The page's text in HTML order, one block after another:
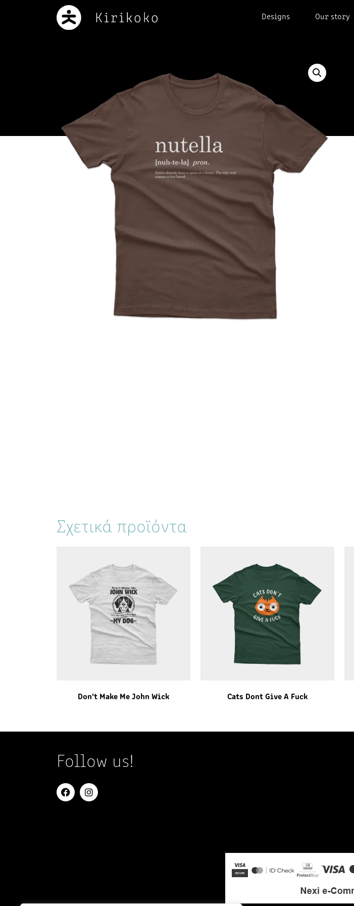
Designs Our story
Σχετικά προϊόντα
Don’t Make Me John Wick Cats Dont Give A Fuck
Follow us!